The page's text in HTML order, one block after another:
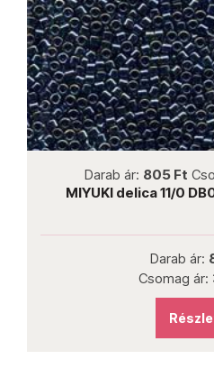
Darab ár: 805 Ft
MIYUKI delica 11/0
Darab ár:
Csomag ár: